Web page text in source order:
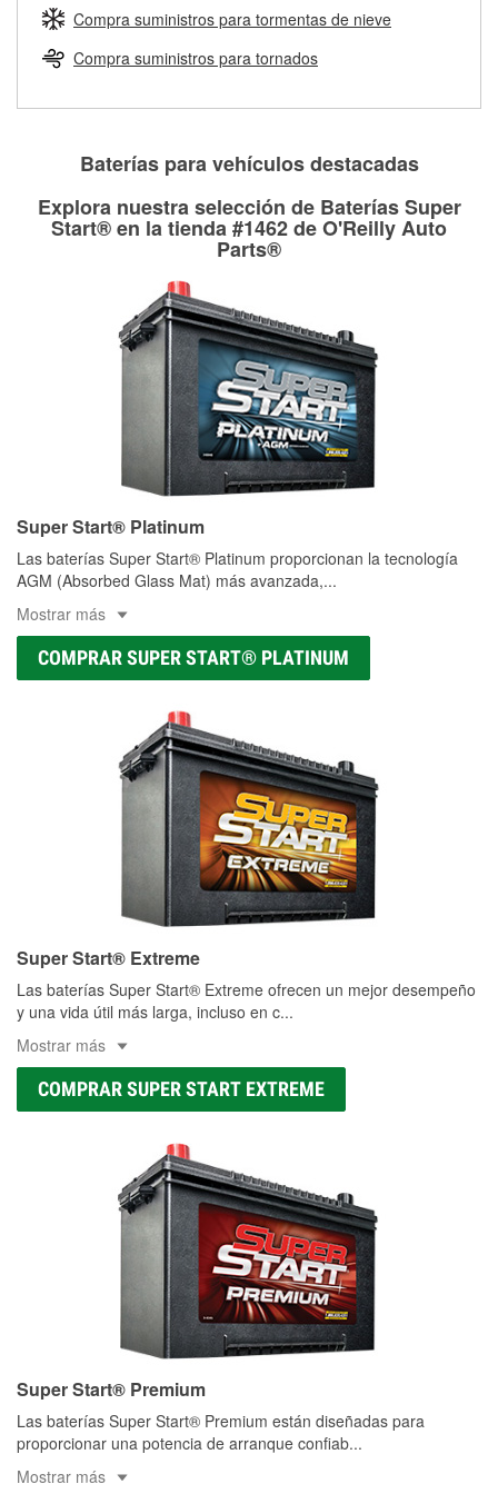
Más información sobre el Programa de Préstamo de
Herramientas de O'Reilly
medirán tus tambores o discos para determinar si pueden
ser rectificados con seguridad. Si tus tambores o discos no
pueden ser reutilizados, podemos ayudarte a encontrar las
partes de reemplazo correctas para tu reparación.
Rectificación de tambores y discos de freno
Compra suministros para tormentas de nieve
Compra suministros para tornados
Baterías para vehículos destacadas
Explora nuestra selección de Baterías Super
Start® en la tienda #1462 de O'Reilly Auto
Parts®
Super Start® Platinum
Las baterías Super Start® Platinum proporcionan la tecnología
AGM (Absorbed Glass Mat) más avanzada,...
Mostrar más
COMPRAR SUPER START® PLATINUM
Super Start® Extreme
Las baterías Super Start® Extreme ofrecen un mejor desempeño
y una vida útil más larga, incluso en c...
Mostrar más
COMPRAR SUPER START EXTREME
Super Start® Premium
Las baterías Super Start® Premium están diseñadas para
proporcionar una potencia de arranque confiab...
Mostrar más